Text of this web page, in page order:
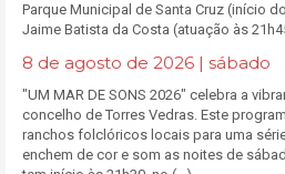
Parque Municipal de Santa Cruz (início
Jaime Batista da Costa (atuação às
8 de agosto de 2026 | sábado
"UM MAR DE SONS 2026" celebra a
concelho de Torres Vedras. Este
ranchos folclóricos locais para uma
enchem de cor e som as noites de